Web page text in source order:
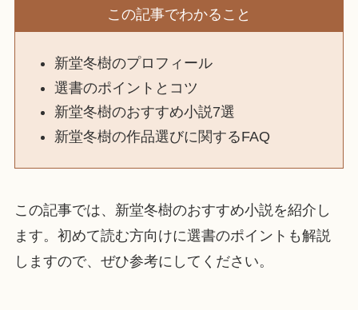
この記事でわかること
新堂冬樹のプロフィール
選書のポイントとコツ
新堂冬樹のおすすめ小説7選
新堂冬樹の作品選びに関するFAQ
この記事では、新堂冬樹のおすすめ小説を紹介し
ます。初めて読む方向けに選書のポイントも解説
しますので、ぜひ参考にしてください。